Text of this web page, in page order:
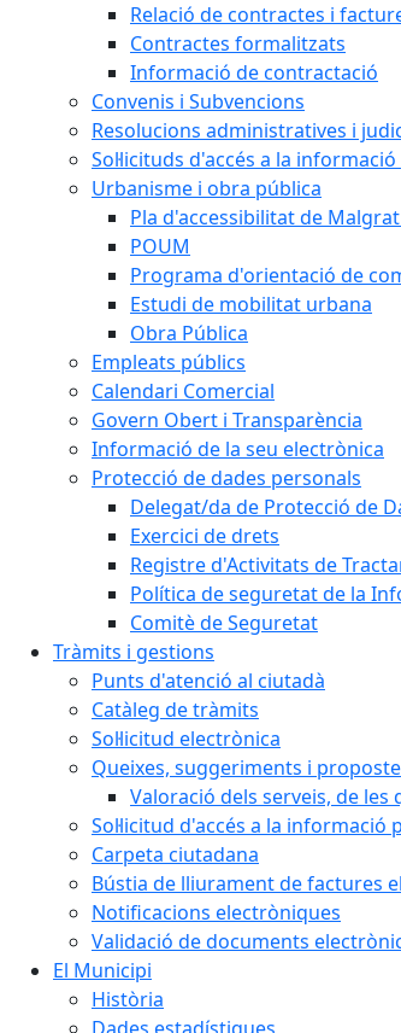
Relació de contractes i
Contractes formalitzats
Informació de contractació
Convenis i Subvencions
Resolucions administratives i
Sol·licituds d'accés a la
Urbanisme i obra pública
Pla d'accessibilitat de
POUM
Programa d'orientació de
Estudi de mobilitat urbana
Obra Pública
Empleats públics
Calendari Comercial
Govern Obert i Transparència
Informació de la seu electrònica
Protecció de dades personals
Delegat/da de Protecció de
Exercici de drets
Registre d'Activitats de
Política de seguretat de la
Comitè de Seguretat
Tràmits i gestions
Punts d'atenció al ciutadà
Catàleg de tràmits
Sol·licitud electrònica
Queixes, suggeriments i
Valoració dels serveis, de
Sol·licitud d'accés a la informació
Carpeta ciutadana
Bústia de lliurament de factures
Notificacions electròniques
Validació de documents
El Municipi
Història